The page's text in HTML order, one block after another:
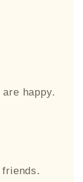
happy.
friends.